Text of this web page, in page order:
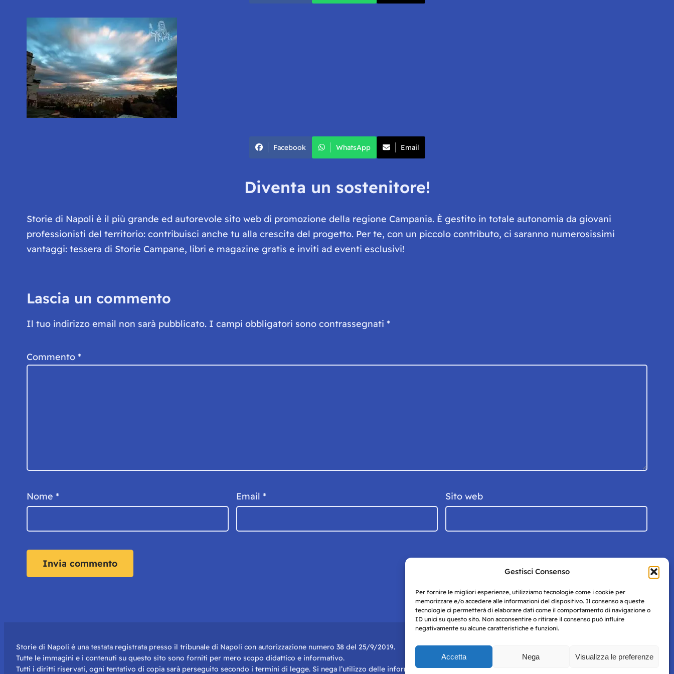
Gestisci Consenso
Per fornire le migliori esperienze, utilizziamo tecnologie come i cookie per
memorizzare e/o accedere alle informazioni del dispositivo. Il consenso a queste
tecnologie ci permetterà di elaborare dati come il comportamento di navigazione o
ID unici su questo sito. Non acconsentire o ritirare il consenso può influire
negativamente su alcune caratteristiche e funzioni.
Accetta Nega Visualizza le preferenze
Facebook WhatsApp Email
Diventa un sostenitore!
Storie di Napoli è il più grande ed autorevole sito web di promozione della regione Campania. È gestito in totale autonomia da giovani
professionisti del territorio: contribuisci anche tu alla crescita del progetto. Per te, con un piccolo contributo, ci saranno numerosissimi
vantaggi: tessera di Storie Campane, libri e magazine gratis e inviti ad eventi esclusivi!
Lascia un commento
Il tuo indirizzo email non sarà pubblicato. I campi obbligatori sono contrassegnati *
Commento *
Nome * Email * Sito web
Storie di Napoli è una testata registrata presso il tribunale di Napoli con autorizzazione numero 38 del 25/9/2019.
Tutte le immagini e i contenuti su questo sito sono forniti per mero scopo didattico e informativo.
Tutti i diritti riservati, ogni tentativo di copia sarà perseguito secondo i termini di legge. Si nega l’utilizzo delle informazioni in questo Policy